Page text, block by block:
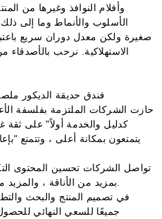
الأسلوب والأنماط وما إلى
صغيرة ولكن معدل دوران سريع
الاستهلاكية. نرحب بالأصدقاء
حازت الشركات الملتزمة بفلسفة
كدليل والخدمة أولاً" على ثقة
يتمتعون بمكانة أعلى ، وتتمتع
تواصل الشركات تحسين المحتوى
في تصميم المنتج والبحث
جميعًا للسعي النهائي للحصول